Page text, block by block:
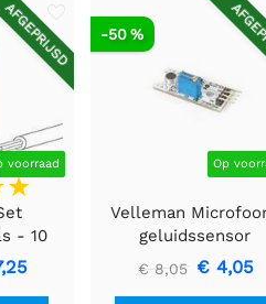
AFGEPRIJSD
voorraad
- 10
-
Op
-50 %
Velleman
geluidssensor
€ 8,05 € 4,05